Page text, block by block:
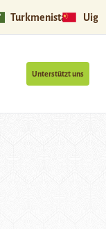
Turkmenistan
Unterstützt uns